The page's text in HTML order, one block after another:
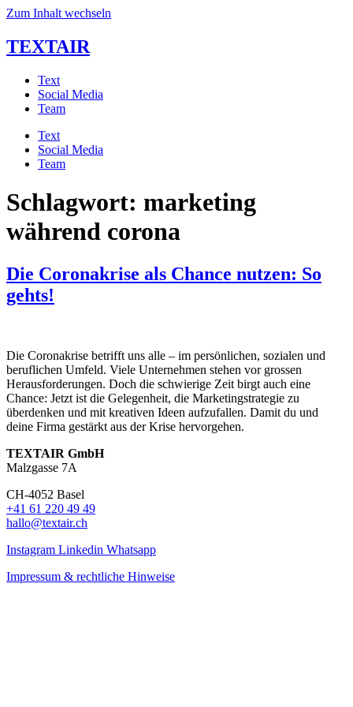
Zum Inhalt wechseln
TEXTAIR
Text
Social Media
Team
Text
Social Media
Team
Schlagwort: marketing
während corona
Die Coronakrise als Chance nutzen: So
gehts!
Die Coronakrise betrifft uns alle – im persönlichen, sozialen und
beruflichen Umfeld. Viele Unternehmen stehen vor grossen
Herausforderungen. Doch die schwierige Zeit birgt auch eine
Chance: Jetzt ist die Gelegenheit, die Marketingstrategie zu
überdenken und mit kreativen Ideen aufzufallen. Damit du und
deine Firma gestärkt aus der Krise hervorgehen.
TEXTAIR GmbH
Malzgasse 7A
CH-4052 Basel
+41 61 220 49 49
hallo@textair.ch
Instagram Linkedin Whatsapp
Impressum & rechtliche Hinweise